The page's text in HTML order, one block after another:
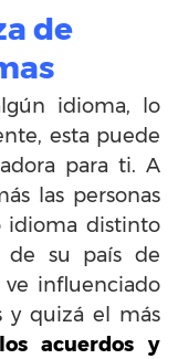
de
idioma, lo
esta puede
para ti. A
las personas
idioma distinto
de su país de
influenciado
y quizá el más
acuerdos y